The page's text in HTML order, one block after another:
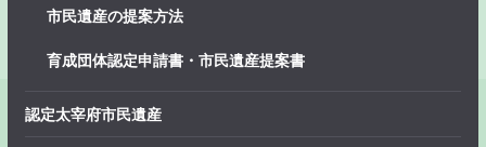
市民遺産の提案方法
育成団体認定申請書・市民遺産提案書
認定太宰府市民遺産